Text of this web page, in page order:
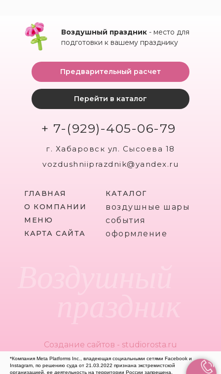
Воздушный праздник - место для
подготовки к вашему празднику
ГЛАВНАЯ
Создание сайтов - studiorosta.ru
Перейти в каталог
Предварительный расчет
+ 7-(929)-405-06-79
г. Хабаровск ул. Сысоева 18
vozdushniiprazdnik@yandex.ru
О КОМПАНИИ
КАРТА САЙТА
МЕНЮ
КАТАЛОГ
воздушные шары
события
оформление
*Компания Meta Platforms Inc., владеющая социальными сетями Facebook и
Instagram, по решению суда от 21.03.2022 признана экстремистской
организацией, ее деятельность на территории России запрещена.